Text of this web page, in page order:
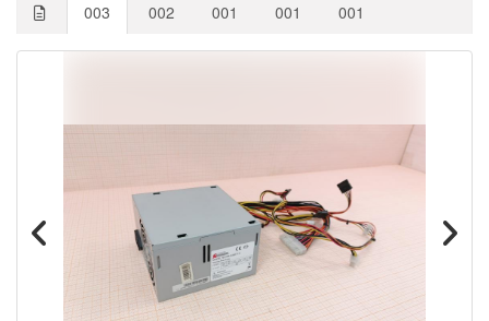
003 002 001 001 001